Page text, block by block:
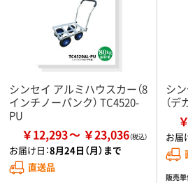
シンセイ アルミハウスカー（8
インチノーパンク） TC4520-
PU
￥12,293 ￥23,036
お届け日：8月24日（月）まで
直送品
シ
（
お届
販売